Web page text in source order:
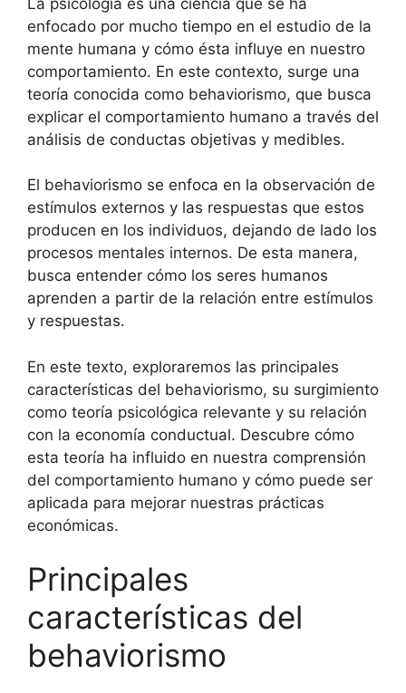
enfocado por mucho tiempo en el estudio de la
mente humana y cómo ésta influye en nuestro
comportamiento. En este contexto, surge una
teoría conocida como behaviorismo, que busca
explicar el comportamiento humano a través del
análisis de conductas objetivas y medibles.
El behaviorismo se enfoca en la observación de
estímulos externos y las respuestas que estos
producen en los individuos, dejando de lado los
procesos mentales internos. De esta manera,
busca entender cómo los seres humanos
aprenden a partir de la relación entre estímulos
y respuestas.
En este texto, exploraremos las principales
características del behaviorismo, su surgimiento
como teoría psicológica relevante y su relación
con la economía conductual. Descubre cómo
esta teoría ha influido en nuestra comprensión
del comportamiento humano y cómo puede ser
aplicada para mejorar nuestras prácticas
económicas.
Principales
características del
behaviorismo